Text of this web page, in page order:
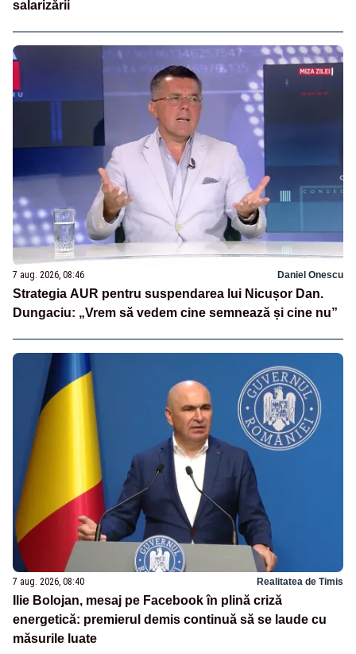
salarizării
7 aug. 2026, 08:46 Daniel Onescu
Strategia AUR pentru suspendarea lui Nicușor Dan.
Dungaciu: „Vrem să vedem cine semnează și cine nu”
7 aug. 2026, 08:40 Realitatea de Timis
Ilie Bolojan, mesaj pe Facebook în plină criză
energetică: premierul demis continuă să se laude cu
măsurile luate